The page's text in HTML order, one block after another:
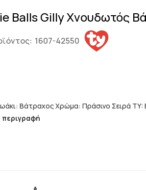
Balls Gilly Χνουδωτός
1607-42550
Όνομα: Gilly Ζωάκι: Βάτραχος
περιγραφή